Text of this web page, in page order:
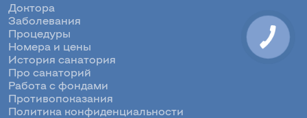
Доктора
Заболевания
Процедуры
Номера и цены
История санатория
Про санаторий
Работа с фондами
Противопоказания
Политика конфиденциальности